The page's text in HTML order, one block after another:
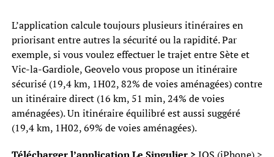
L’application calcule toujours plusieurs itinéraires en
priorisant entre autres la sécurité ou la rapidité. Par
exemple, si vous voulez effectuer le trajet entre Sète et
Vic-la-Gardiole, Geovelo vous propose un itinéraire
sécurisé (19,4 km, 1H02, 82% de voies aménagées) contre
un itinéraire direct (16 km, 51 min, 24% de voies
aménagées). Un itinéraire équilibré est aussi suggéré
(19,4 km, 1H02, 69% de voies aménagées).